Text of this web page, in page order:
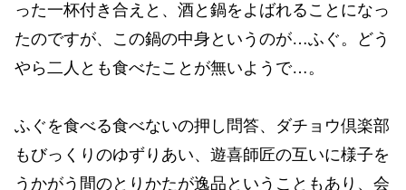
った一杯付き合えと、酒と鍋をよばれることになっ
たのですが、この鍋の中身というのが…ふぐ。どう
やら二人とも食べたことが無いようで…。
ふぐを食べる食べないの押し問答、ダチョウ倶楽部
もびっくりのゆずりあい、遊喜師匠の互いに様子を
うかがう間のとりかたが逸品ということもあり、会